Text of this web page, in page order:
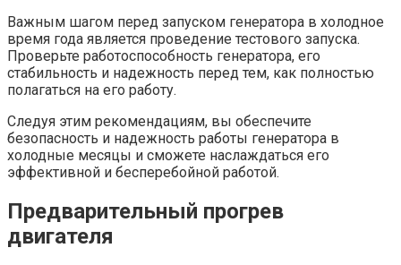
Важным шагом перед запуском генератора в холодное
время года является проведение тестового запуска.
Проверьте работоспособность генератора, его
стабильность и надежность перед тем, как полностью
полагаться на его работу.
Следуя этим рекомендациям, вы обеспечите
безопасность и надежность работы генератора в
холодные месяцы и сможете наслаждаться его
эффективной и бесперебойной работой.
Предварительный прогрев
двигателя